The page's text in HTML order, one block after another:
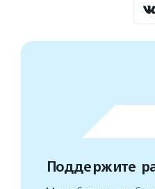
Поддержите